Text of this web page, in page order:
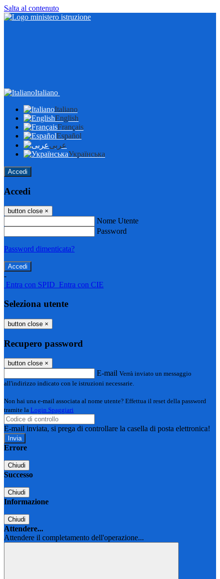
Salta al contenuto
Italiano
Italiano
English
Français
Español
عربى
Українська
Accedi
Accedi
button close ×
Nome Utente
Password
Password dimenticata?
-
Entra con SPID Entra con CIE
Seleziona utente
button close ×
Recupero password
button close ×
E-mail Verrà inviato un messaggio
all'indirizzo indicato con le istruzioni necessarie.
Non hai una e-mail associata al nome utente? Effettua il reset della password
tramite la Login Spaggiari
E-mail inviata, si prega di controllare la casella di posta elettronica!
Errore
Chiudi
Successo
Chiudi
Informazione
Chiudi
Attendere...
Attendere il completamento dell'operazione...